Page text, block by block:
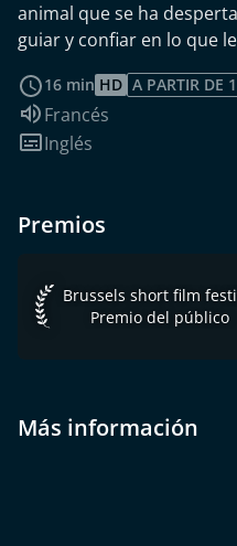
animal que se ha
guiar y confiar en lo que
16 min HD A PARTIR DE
Idioma de audio:
Francés
Subtítulos:
Inglés
Premios
Brussels short film
Premio del público
Más información